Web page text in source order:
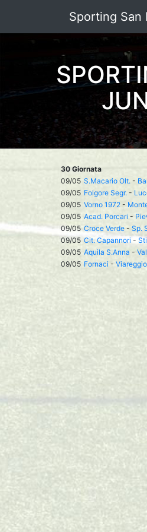
Sporting San
30 Giornata
09/05 S.Macario Olt. -
09/05 Folgore Segr. -
09/05 Vorno 1972 -
09/05 Acad. Porcari -
09/05 Croce Verde - Sp.
09/05 Cit. Capannori -
09/05 Aquila S.Anna -
09/05 Fornaci -